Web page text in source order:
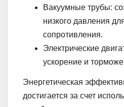
Вакуумные трубы:
низкого давления
сопротивления.
Электрические
ускорение и
Энергетическая
достигается за счет